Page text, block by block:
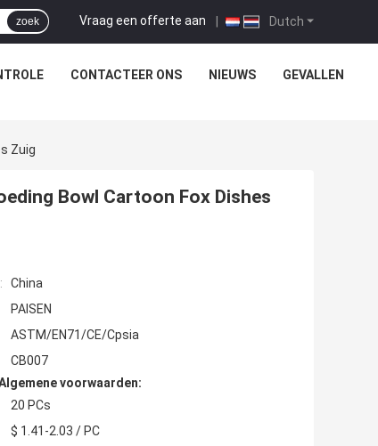
Dutch
Vraag een offerte aan |
zoek
CONTACTEER ONS NIEUWS GEVALLEN
Zuig
Bowl Cartoon Fox Dishes
China
PAISEN
ASTM/EN71/CE/Cpsia
CB007
voorwaarden:
20 PCs
$ 1.41-2.03 / PC